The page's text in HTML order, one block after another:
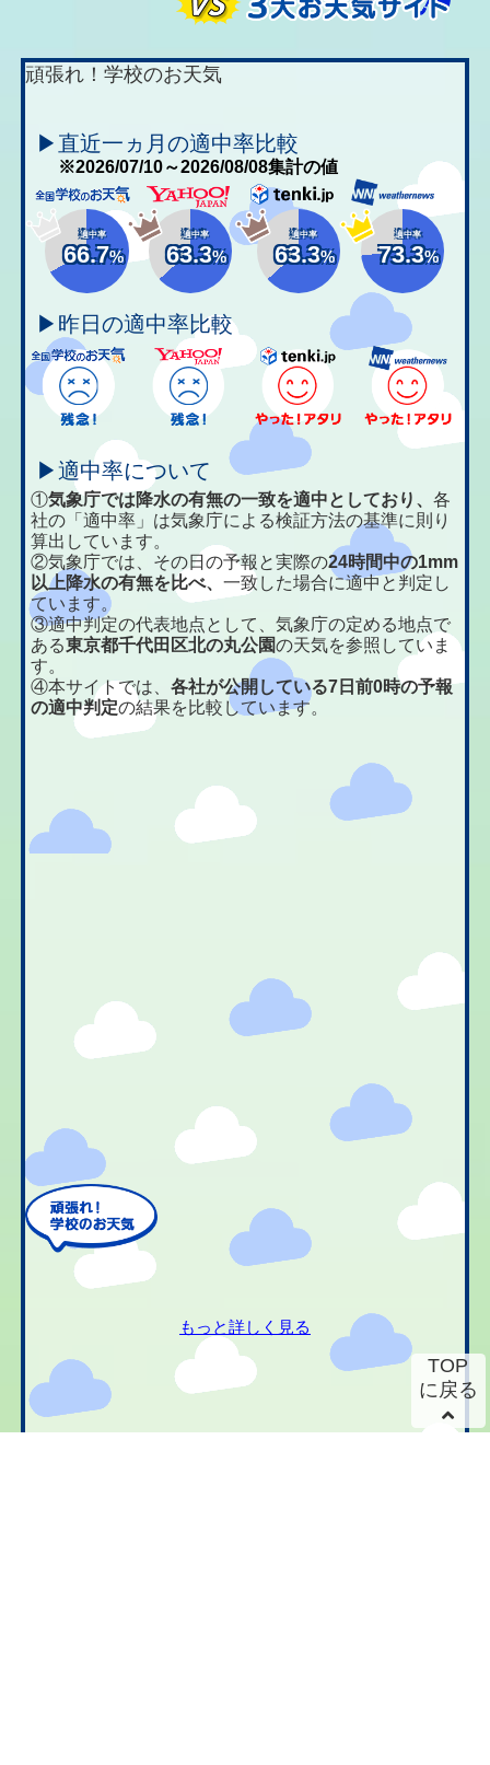
頑張れ！学校のお天気
▶直近一ヵ月の適中率比較
※2026/07/10～2026/08/08集計の値
適中率
66.7%
適中率
63.3%
適中率
63.3%
適中率
73.3%
▶昨日の適中率比較
▶適中率について
①気象庁では降水の有無の一致を適中としており、各
社の「適中率」は気象庁による検証方法の基準に則り
算出しています。
②気象庁では、その日の予報と実際の24時間中の1mm
以上降水の有無を比べ、一致した場合に適中と判定し
ています。
③適中判定の代表地点として、気象庁の定める地点で
ある東京都千代田区北の丸公園の天気を参照していま
す。
④本サイトでは、各社が公開している7日前0時の予報
の適中判定の結果を比較しています。
もっと詳しく見る
TOP
に戻る